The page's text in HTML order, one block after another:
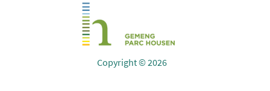
Copyright © 2026